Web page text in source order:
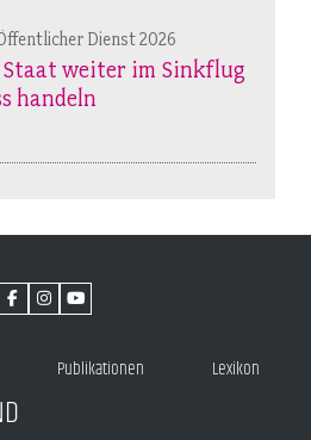
Dienst 2026
weiter im Sinkflug
handeln
Publikationen Lexikon